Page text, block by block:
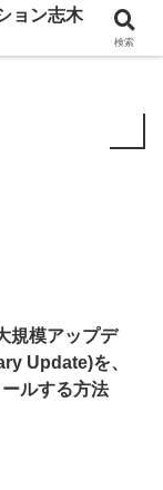
規模アップデ
Update)を、
ルする方法
ョン志木
検索